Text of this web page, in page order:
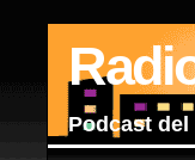
Podcast